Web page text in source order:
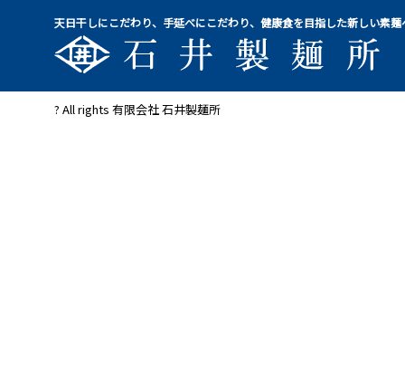
天日干しにこだわり、手延べにこだわり、健康食を目指した新しい素麺
? All rights 有限会社 石井製麺所